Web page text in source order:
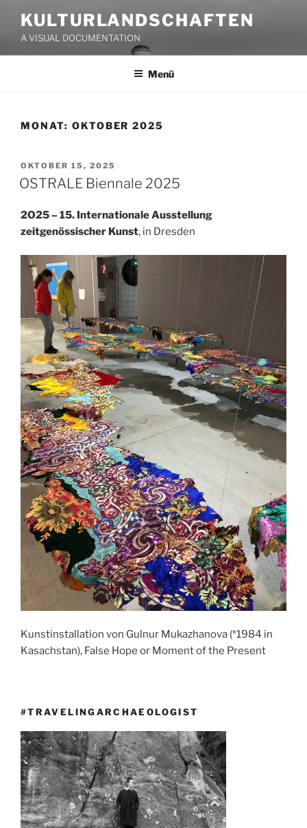
Inhalt
springen
KULTURLANDSCHAFTEN
A VISUAL DOCUMENTATION
Menü
MONAT: OKTOBER 2025
VERÖFFENTLICHT
AM
OKTOBER 15, 2025
OSTRALE Biennale 2025
2O25 – 15. Internationale Ausstellung
zeitgenössischer Kunst, in Dresden
Kunstinstallation von Gulnur Mukazhanova (*1984 in
Kasachstan), False Hope or Moment of the Present
#TRAVELINGARCHAEOLOGIST